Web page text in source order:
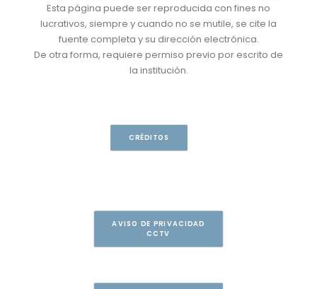
Esta página puede ser reproducida con fines no
lucrativos, siempre y cuando no se mutile, se cite la
fuente completa y su dirección electrónica.
De otra forma, requiere permiso previo por escrito de
la institución.
CRÉDITOS
AVISO DE PRIVACIDAD
CCTV